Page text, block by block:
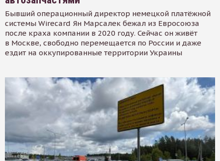
Бывший операционный директор немецкой платёжной
системы Wirecard Ян Марсалек бежал из Евросоюза
после краха компании в 2020 году. Сейчас он живёт
в Москве, свободно перемещается по России и даже
ездит на оккупированные территории Украины